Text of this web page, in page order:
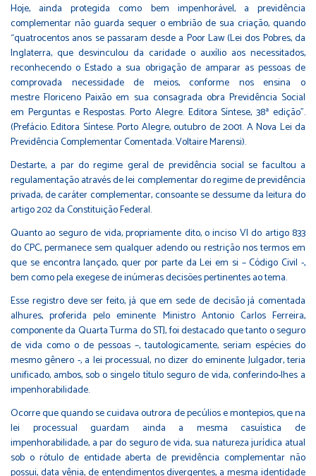
Hoje, ainda protegida como bem impenhorável, a previdência
complementar não guarda sequer o embrião de sua criação, quando
“quatrocentos anos se passaram desde a Poor Law (Lei dos Pobres, da
Inglaterra, que desvinculou da caridade o auxílio aos necessitados,
reconhecendo o Estado a sua obrigação de amparar as pessoas de
comprovada necessidade de meios, conforme nos ensina o
mestre Floriceno Paixão em sua consagrada obra Previdência Social
em Perguntas e Respostas. Porto Alegre. Editora Síntese, 38ª edição”.
(Prefácio. Editora Síntese. Porto Alegre, outubro de 2001. A Nova Lei da
Previdência Complementar Comentada. Voltaire Marensi).
Destarte, a par do regime geral de previdência social se facultou a
regulamentação através de lei complementar do regime de previdência
privada, de caráter complementar, consoante se dessume da leitura do
artigo 202 da Constituição Federal.
Quanto ao seguro de vida, propriamente dito, o inciso VI do artigo 833
do CPC, permanece sem qualquer adendo ou restrição nos termos em
que se encontra lançado, quer por parte da Lei em si – Código Civil -,
bem como pela exegese de inúmeras decisões pertinentes ao tema.
Esse registro deve ser feito, já que em sede de decisão já comentada
alhures, proferida pelo eminente Ministro Antonio Carlos Ferreira,
componente da Quarta Turma do STJ, foi destacado que tanto o seguro
de vida como o de pessoas –, tautologicamente, seriam espécies do
mesmo gênero -, a lei processual, no dizer do eminente Julgador, teria
unificado, ambos, sob o singelo título seguro de vida, conferindo-lhes a
impenhorabilidade.
Ocorre que quando se cuidava outrora de pecúlios e montepios, que na
lei processual guardam ainda a mesma casuística de
impenhorabilidade, a par do seguro de vida, sua natureza jurídica atual
sob o rótulo de entidade aberta de previdência complementar não